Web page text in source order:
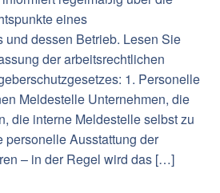
eines
und dessen Betrieb. Lesen Sie
der arbeitsrechtlichen
1. Personelle
Meldestelle Unternehmen, die
die interne Meldestelle selbst zu
personelle Ausstattung der
– in der Regel wird das […]